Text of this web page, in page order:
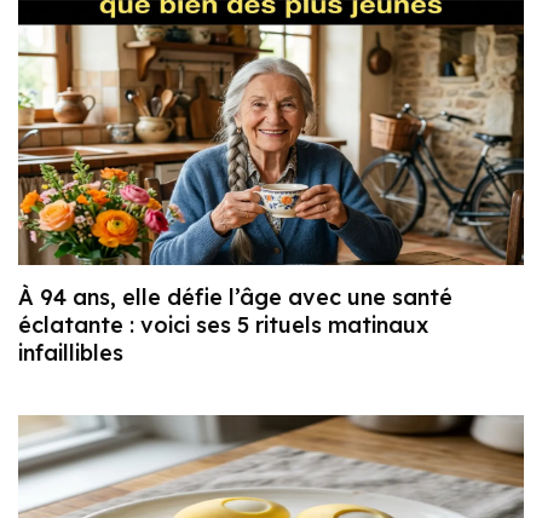
À 94 ans, elle défie l’âge avec une santé
éclatante : voici ses 5 rituels matinaux
infaillibles